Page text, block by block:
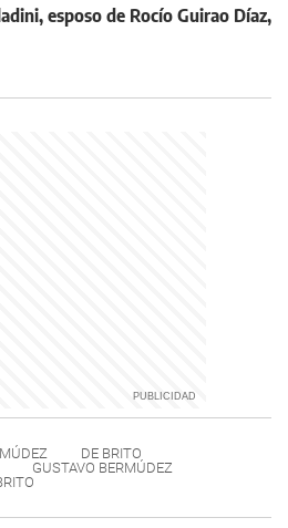
esposo de Rocío Guirao Díaz,
DE BRITO
GUSTAVO BERMÚDEZ